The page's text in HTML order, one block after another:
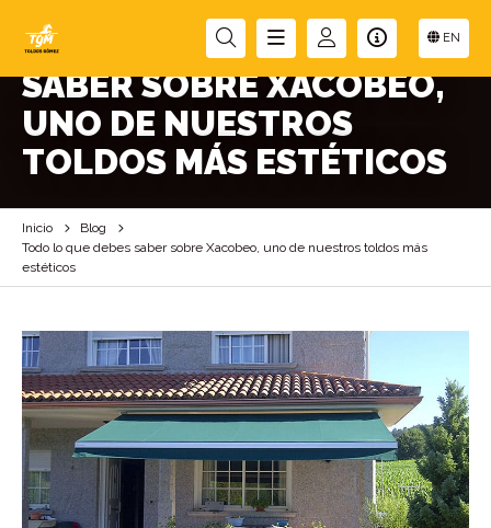
EN
TODO LO QUE DEBES
SABER SOBRE XACOBEO,
UNO DE NUESTROS
TOLDOS MÁS ESTÉTICOS
Inicio
Blog
Todo lo que debes saber sobre Xacobeo, uno de nuestros toldos más
estéticos